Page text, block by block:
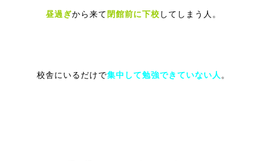
昼過ぎから来て 閉館前に下校 してしまう人。
校舎にいるだけで集中して勉強できていない人 。